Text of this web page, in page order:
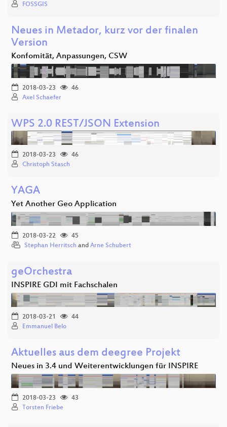
FOSSGIS
Neues in Metador, kurz vor der finalen
Version
Konfomität, Anpassungen, CSW
2018-03-23
46
Axel Schaefer
WPS 2.0 REST/JSON Extension
2018-03-23
46
Christoph Stasch
YAGA
Yet Another Geo Application
2018-03-22
45
Stephan Herritsch and Arne Schubert
geOrchestra
INSPIRE GDI mit Fachschalen
2018-03-21
44
Emmanuel Belo
Aktuelles aus dem deegree Projekt
Neues in 3.4 und Weiterentwicklungen für INSPIRE
2018-03-23
43
Torsten Friebe